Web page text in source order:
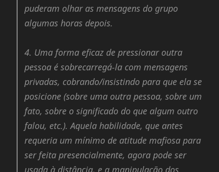
puderam olhar as mensagens do grupo
algumas horas depois.
4. Uma forma eficaz de pressionar outra
pessoa é sobrecarregá-la com mensagens
privadas, cobrando/insistindo para que ela se
posicione (sobre uma outra pessoa, sobre um
fato, sobre o significado do que algum outro
falou, etc.). Aquela habilidade, que antes
requeria um mínimo de atitude mafiosa para
ser feita presencialmente, agora pode ser
usada à distância, e a manipulação dos